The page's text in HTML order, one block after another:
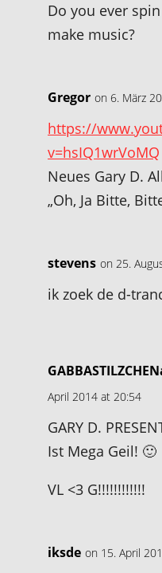
Do you ever
make music?
Gregor on 6. März
https://
v=hsIQ1wrVoMQ
Neues Gary D.
„Oh, Ja Bitte,
stevens on 25.
ik zoek de d-
April 2014 at 20:54
GARY D.
Ist Mega Geil! 🙂
VL <3 G!!!!!!!!!!!!
iksde on 15. April